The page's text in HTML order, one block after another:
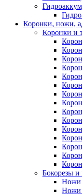
Коронки, ножи,
Коронки и
Бокорезы
Ножи
Ножи